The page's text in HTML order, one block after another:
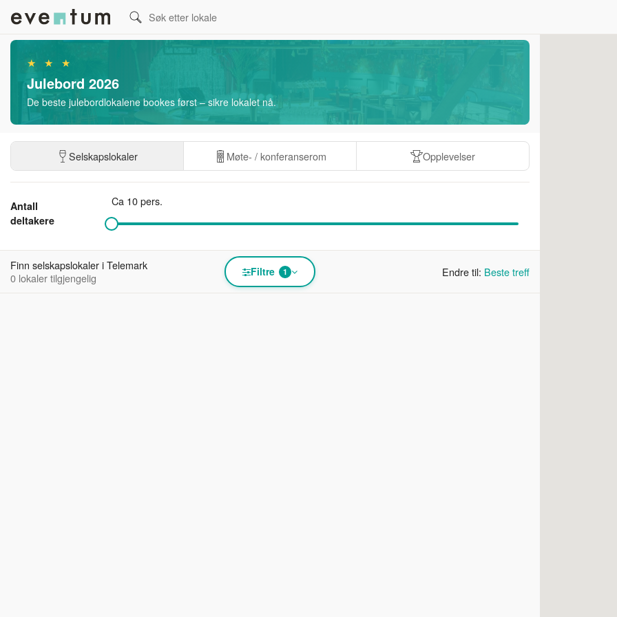
★ ★ ★
Julebord 2026
De beste julebordlokalene bookes først – sikre lokalet nå.
Selskapslokaler Møte- / konferanserom Opplevelser
Antall
deltakere
Ca 10 pers.
Finn selskapslokaler i Telemark
0 lokaler tilgjengelig
Filtre 1 Endre til: Beste treff